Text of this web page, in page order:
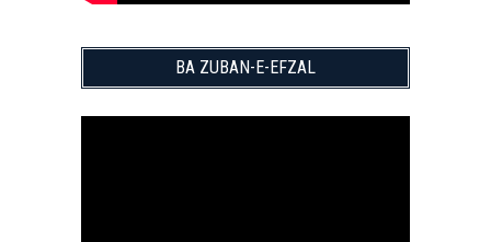
BA ZUBAN-E-EFZAL